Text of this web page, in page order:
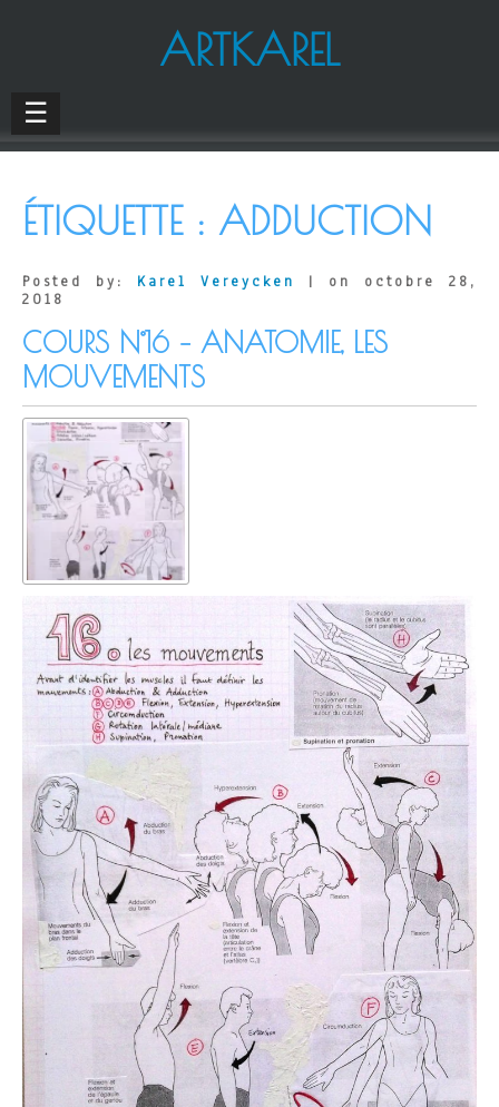
ARTKAREL
☰
ÉTIQUETTE : ADDUCTION
Posted by: Karel Vereycken
| on octobre 28,
2018
COURS N°16 – ANATOMIE, LES
MOUVEMENTS